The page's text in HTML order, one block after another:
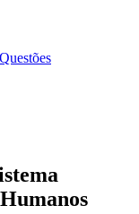
Questões